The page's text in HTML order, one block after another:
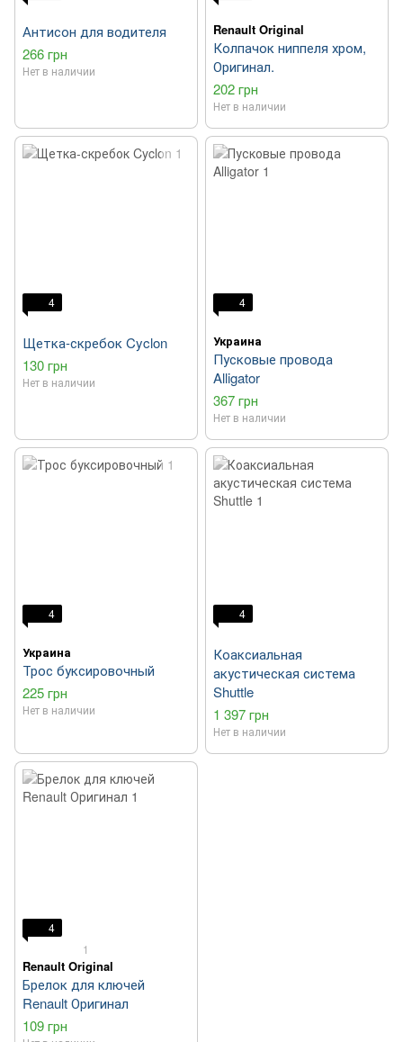
Антисон для водителя
266 грн
Нет в наличии
Renault Original
Колпачок ниппеля хром,
Оригинал.
202 грн
Нет в наличии
4
Щетка-скребок Cyclon
130 грн
Нет в наличии
4
Украина
Пусковые провода
Alligator
367 грн
Нет в наличии
4
Украина
Трос буксировочный
225 грн
Нет в наличии
4
Коаксиальная
акустическая система
Shuttle
1 397 грн
Нет в наличии
4
1
Renault Original
Брелок для ключей
Renault Оригинал
109 грн